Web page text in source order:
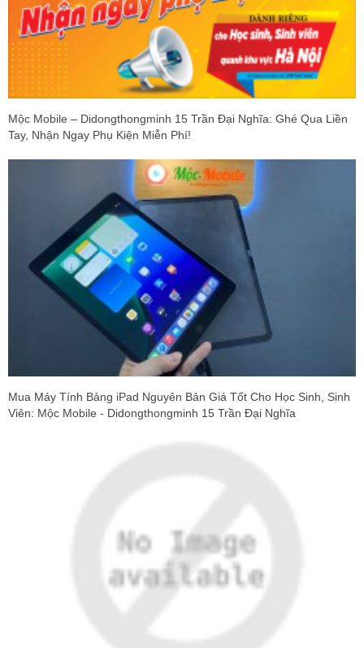
Mộc Mobile – Didongthongminh 15 Trần Đại Nghĩa: Ghé Qua Liền
Tay, Nhận Ngay Phụ Kiện Miễn Phí!
Mua Máy Tính Bảng iPad Nguyên Bản Giá Tốt Cho Học Sinh, Sinh
Viên: Mộc Mobile - Didongthongminh 15 Trần Đại Nghĩa